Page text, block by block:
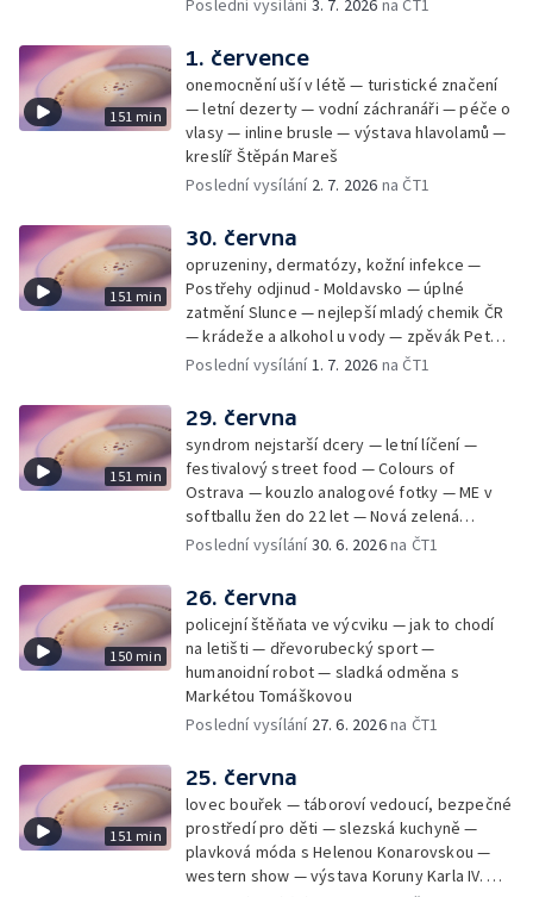
Poslední vysílání 3. 7. 2026 na ČT1
151 min
1. července
onemocnění uší v létě — turistické značení
— letní dezerty — vodní záchranáři — péče o
vlasy — inline brusle — výstava hlavolamů —
kreslíř Štěpán Mareš
Poslední vysílání 2. 7. 2026 na ČT1
151 min
30. června
opruzeniny, dermatózy, kožní infekce —
Postřehy odjinud - Moldavsko — úplné
zatmění Slunce — nejlepší mladý chemik ČR
— krádeže a alkohol u vody — zpěvák Peter
Cmorik
Poslední vysílání1. 7. 2026 na ČT1
151 min
29. června
syndrom nejstarší dcery — letní líčení —
festivalový street food — Colours of
Ostrava — kouzlo analogové fotky — ME v
softballu žen do 22 let — Nová zelená
úsporám — Global Teacher Prize Czech
Poslední vysílání30. 6. 2026na ČT1
150 min
26. června
policejní štěňata ve výcviku — jak to chodí
na letišti — dřevorubecký sport —
humanoidní robot — sladká odměna s
Markétou Tomáškovou
Poslední vysílání 27. 6. 2026na ČT1
151 min
25. června
lovec bouřek — táboroví vedoucí, bezpečné
prostředí pro děti — slezská kuchyně —
plavková móda s Helenou Konarovskou —
western show — výstava Koruny Karla IV. —